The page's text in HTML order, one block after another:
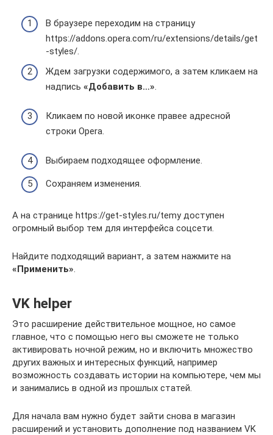
В браузере переходим на страницу
https://addons.opera.com/ru/extensions/details/get
-styles/.
Ждем загрузки содержимого, а затем кликаем на
надпись «Добавить в…».
Кликаем по новой иконке правее адресной
строки Opera.
Выбираем подходящее оформление.
Сохраняем изменения.
А на странице https://get-styles.ru/temy доступен
огромный выбор тем для интерфейса соцсети.
Найдите подходящий вариант, а затем нажмите на
«Применить»
VK helper
Это расширение действительное мощное, но самое
главное, что с помощью него вы сможете не только
активировать ночной режим, но и включить множество
других важных и интересных функций, например
возможность создавать истории на компьютере, чем мы
и занимались в одной из прошлых статей.
Для начала вам нужно будет зайти снова в магазин
расширений и установить дополнение под названием VK